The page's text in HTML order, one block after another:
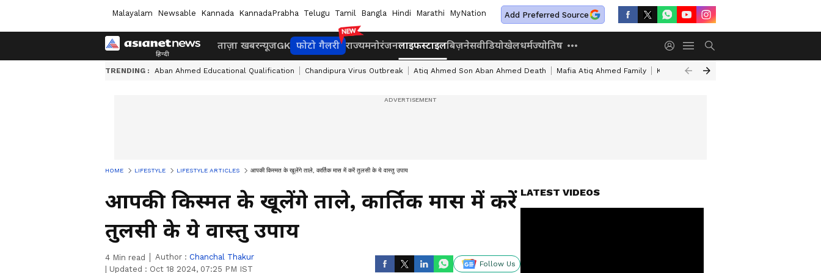
Malayalam Newsable Kannada KannadaPrabha Telugu Tamil Bangla Hindi Marathi MyNation Add Preferred Source
ताज़ा खबरन्यूजGK फोटो गैलरी राज्यमनोरंजनलाइफस्टाइलबिज़नेसवीडियोखेलधर्मज्योतिष
TRENDING : Aban Ahmed Educational Qualification Chandipura Virus Outbreak Atiq Ahmed Son Aban Ahmed Death Mafia Atiq Ahmed Family Kal Ka Rashifal
HOME LIFESTYLE LIFESTYLE ARTICLES आपकी किस्मत के खूलेंगे ताले, कार्तिक मास में करें तुलसी के ये वास्तु उपाय
आपकी किस्मत के खूलेंगे ताले, कार्तिक मास में करें
तुलसी के ये वास्तु उपाय
4 Min read Author : Chanchal Thakur
Updated : Oct 18 2024, 07:25 PM IST
Follow Us
LATEST VIDEOS